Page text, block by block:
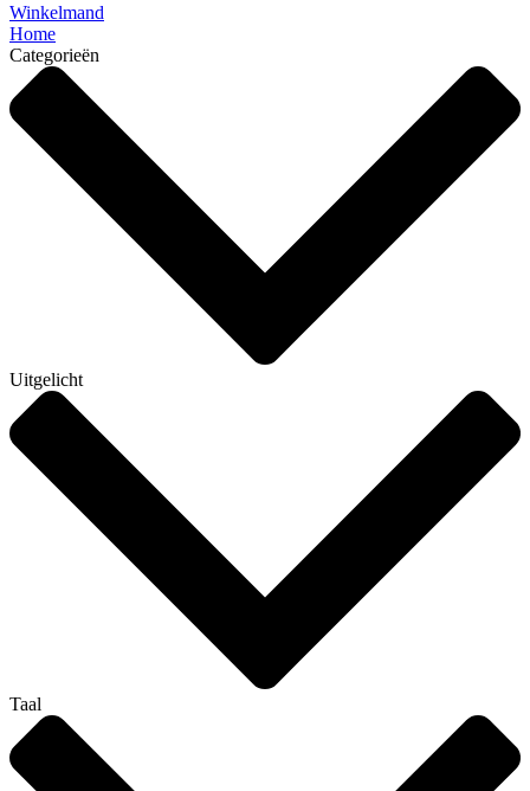
Winkelmand
Home
Categorieën
Uitgelicht
Taal